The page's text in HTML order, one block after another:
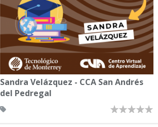
Sandra Velázquez - CCA San Andrés
del Pedregal